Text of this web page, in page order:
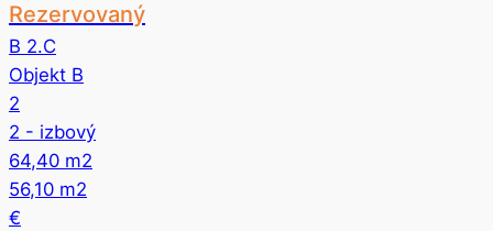
Rezervovaný
B 2.C
Objekt B
2
2 - izbový
64,40 m2
56,10 m2
€